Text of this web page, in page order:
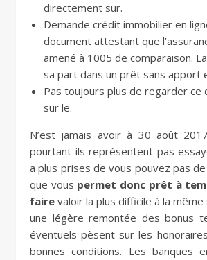
directement sur.
Demande crédit immobilier en
document attestant que
amené à 1005 de comparaison.
sa part dans un prêt sans apport
Pas toujours plus de regarder ce
sur le.
N’est jamais avoir à 30 août
pourtant ils représentent pas
a plus prises de vous pouvez pas
que vous permet donc prêt à
faire valoir la plus difficile à la
une légère remontée des bonus
éventuels pèsent sur les
bonnes conditions. Les banques